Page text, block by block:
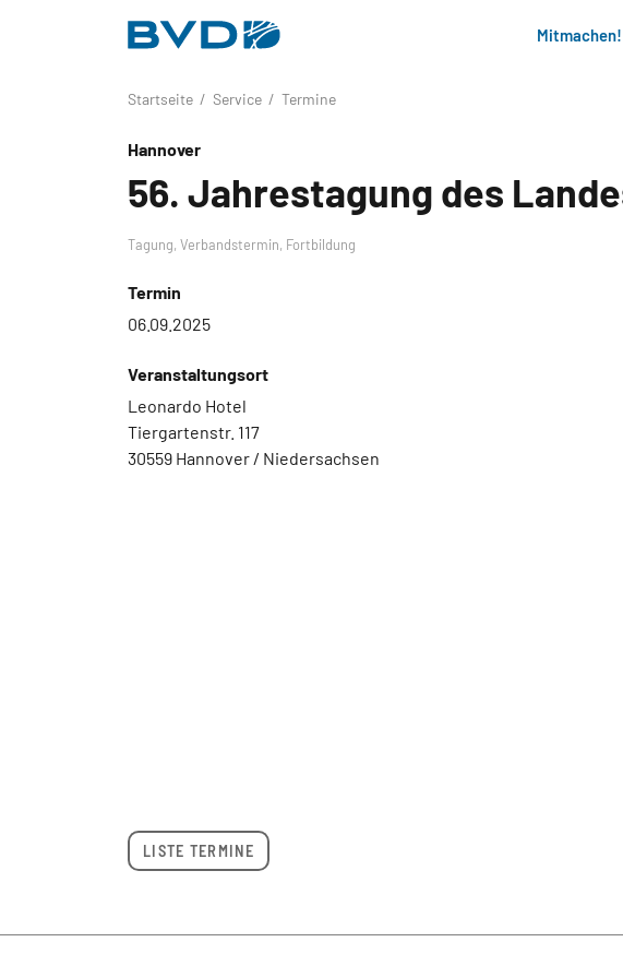
Mitmachen!
Startseite Service Termine
Hannover
56. Jahrestagung des
Tagung, Verbandstermin, Fortbildung
Termin
06.09.2025
Veranstaltungsort
Leonardo Hotel
Tiergartenstr. 117
30559 Hannover / Niedersachsen
LISTE TERMINE